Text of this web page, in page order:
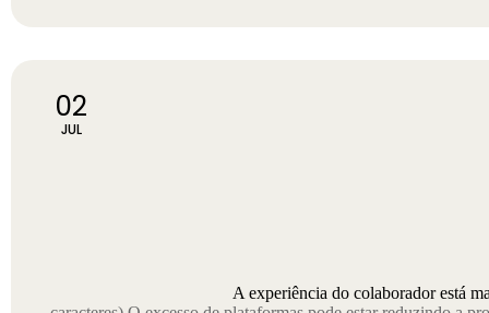
02
JUL
A experiência do colaborador está